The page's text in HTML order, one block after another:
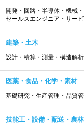
開発・回路・半導体・機械
セールスエンジニア・サー
建築・土木
設計・積算・測量・構造解
医薬・食品・化学・素材
基礎研究・生産管理・品質
技能工・設備・配送・農